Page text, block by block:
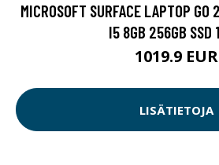
MICROSOFT SURFACE LAPTOP
I5 8GB 256GB SSD
1019.9 EUR
LISÄTIETOJA